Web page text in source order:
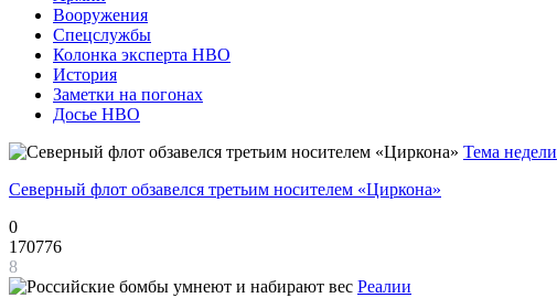
Вооружения
Спецслужбы
Колонка эксперта НВО
История
Заметки на погонах
Досье НВО
Тема недели
Северный флот обзавелся третьим носителем «Циркона»
0
170776
8
Реалии